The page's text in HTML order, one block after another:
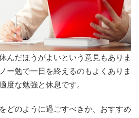
んだほうがよいという意見もありま
ー勉で一日を終えるのもよくありま
度な勉強と休息です。
どのように過ごすべきか、おすすめ